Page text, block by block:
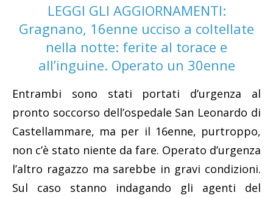
LEGGI GLI AGGIORNAMENTI:
Gragnano, 16enne ucciso a coltellate
nella notte: ferite al torace e
all’inguine. Operato un 30enne
Entrambi sono stati portati d’urgenza al
pronto soccorso dell’ospedale San Leonardo di
Castellammare, ma per il 16enne, purtroppo,
non c’è stato niente da fare. Operato d’urgenza
l’altro ragazzo ma sarebbe in gravi condizioni.
Sul caso stanno indagando gli agenti del